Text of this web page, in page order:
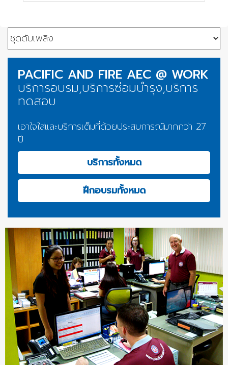
PACIFIC AND FIRE AEC @ WORK
บริการอบรม,บริการซ่อมบำรุง,บริการ
ทดสอบ
เอาใจใส่และบริการเต็มที่ด้วยประสบการณ์มากกว่า 27
ปี
บริการทั้งหมด
ฝึกอบรมทั้งหมด